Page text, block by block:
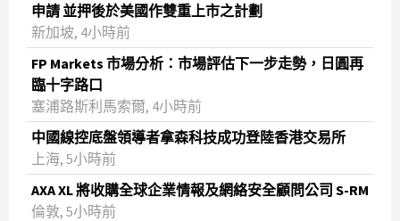
申請 並押後於美國作雙重上市之計劃
新加坡, 4小時前
FP Markets 市場分析：市場評估下一步走勢，日圓再
臨十字路口
塞浦路斯利馬索爾, 4小時前
中國線控底盤領導者拿森科技成功登陸香港交易所
上海, 5小時前
AXA XL 將收購全球企業情報及網絡安全顧問公司 S-RM
倫敦, 5小時前